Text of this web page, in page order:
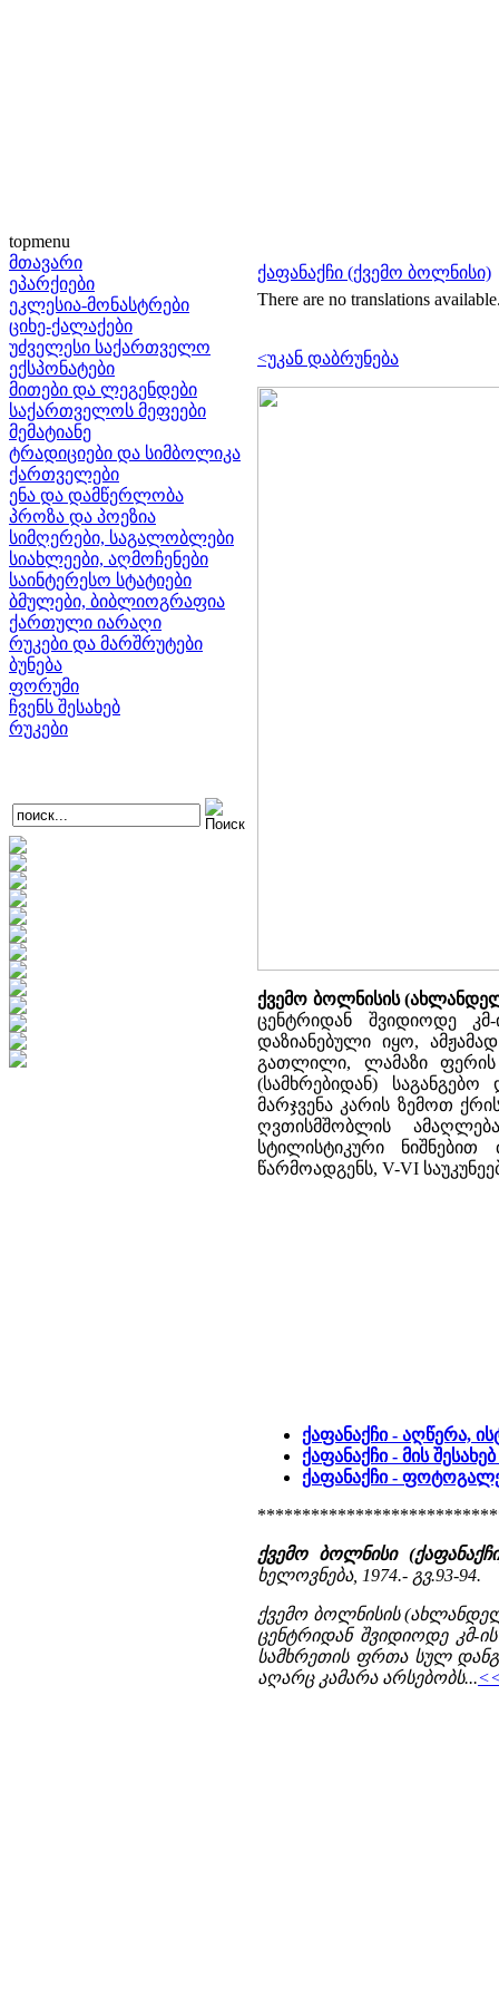
topmenu
მთავარი
ეპარქიები
ეკლესია-მონასტრები
ციხე-ქალაქები
უძველესი საქართველო
ექსპონატები
მითები და ლეგენდები
საქართველოს მეფეები
მემატიანე
ტრადიციები და სიმბოლიკა
ქართველები
ენა და დამწერლობა
პროზა და პოეზია
სიმღერები, საგალობლები
სიახლეები, აღმოჩენები
საინტერესო სტატიები
ბმულები, ბიბლიოგრაფია
ქართული იარაღი
რუკები და მარშრუტები
ბუნება
ფორუმი
ჩვენს შესახებ
რუკები
ქაფანაქჩი (ქვემო ბოლნისი)
There are no translations
<უკან დაბრუნება
ქვემო ბოლნისის
ცენტრიდან შვიდიოდე
დაზიანებული იყო,
გათლილი, ლამაზი ფერის
(სამხრებიდან)
მარჯვენა კარის ზემოთ
ღვთისმშობლის
სტილისტიკური
წარმოადგენს, V-VI
ქაფანაქჩი - აღწერა,
ქაფანაქჩი - მის
ქაფანაქჩი -
ქვემო ბოლნისი
ხელოვნება, 1974.- გვ.93-94.
ქვემო ბოლნისის
ცენტრიდან შვიდიოდე კმ-
სამხრეთის ფრთა სულ
აღარც კამარა არსებობს...